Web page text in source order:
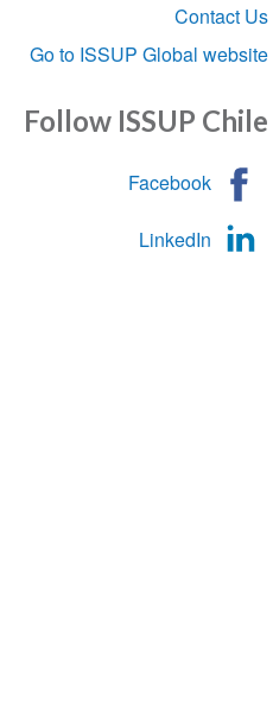
Go to ISSUP Global
Follow ISSUP
Facebook
LinkedIn